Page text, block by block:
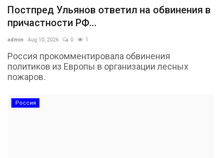
Постпред Ульянов ответил на обвинения в
причастности РФ...
admin Aug 10, 2026 0 1
Россия прокомментировала обвинения
политиков из Европы в организации лесных
пожаров.
Россия